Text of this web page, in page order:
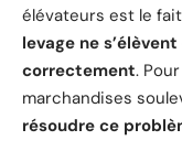
élévateurs est le
levage ne
correctement.
marchandises
résoudre ce